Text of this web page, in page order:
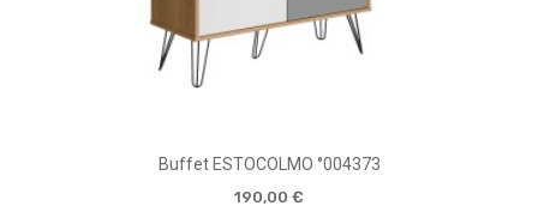
Buffet ESTOCOLMO °004373
190,00 €